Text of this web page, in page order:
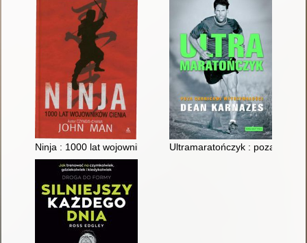
Ninja : 1000 lat wojowników cieniaUltramaratończyk : poza